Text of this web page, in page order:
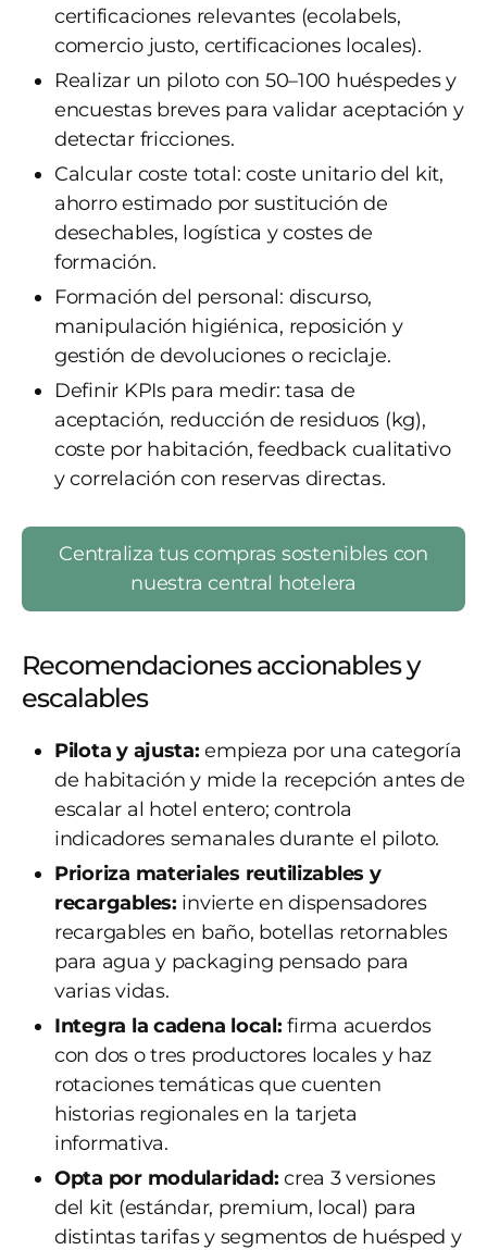
certificaciones relevantes (ecolabels,
comercio justo, certificaciones locales).
Realizar un piloto con 50–100 huéspedes y
encuestas breves para validar aceptación y
detectar fricciones.
Calcular coste total: coste unitario del kit,
ahorro estimado por sustitución de
desechables, logística y costes de
formación.
Formación del personal: discurso,
manipulación higiénica, reposición y
gestión de devoluciones o reciclaje.
Definir KPIs para medir: tasa de
aceptación, reducción de residuos (kg),
coste por habitación, feedback cualitativo
y correlación con reservas directas.
Centraliza tus compras sostenibles con
nuestra central hotelera
Recomendaciones accionables y
escalables
Pilota y ajusta: empieza por una categoría
de habitación y mide la recepción antes de
escalar al hotel entero; controla
indicadores semanales durante el piloto.
Prioriza materiales reutilizables y
recargables: invierte en dispensadores
recargables en baño, botellas retornables
para agua y packaging pensado para
varias vidas.
Integra la cadena local: firma acuerdos
con dos o tres productores locales y haz
rotaciones temáticas que cuenten
historias regionales en la tarjeta
informativa.
Opta por modularidad: crea 3 versiones
del kit (estándar, premium, local) para
distintas tarifas y segmentos de huésped y